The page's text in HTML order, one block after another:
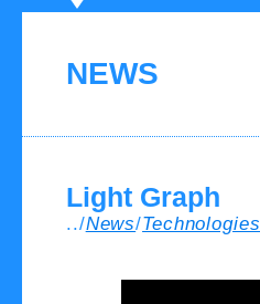
NEWS
Light Graph
../News/Technologies